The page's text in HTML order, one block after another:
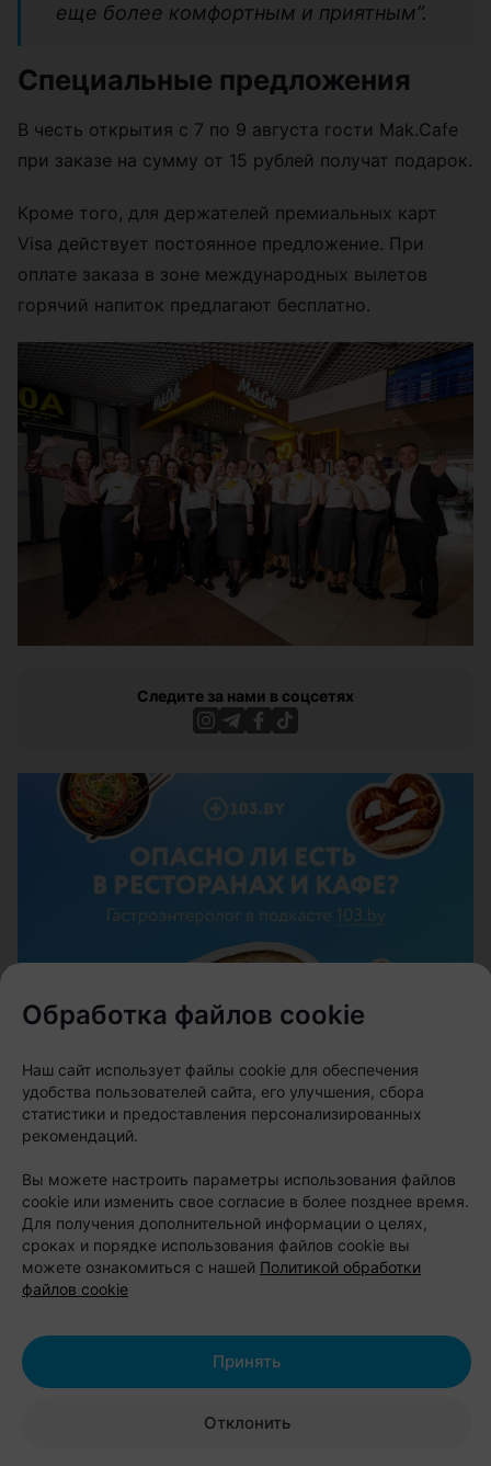
еще более комфортным и приятным”.
Специальные предложения
В честь открытия с 7 по 9 августа гости Mak.Cafe
при заказе на сумму от 15 рублей получат подарок.
Кроме того, для держателей премиальных карт
Visa действует постоянное предложение. При
оплате заказа в зоне международных вылетов
горячий напиток предлагают бесплатно.
Следите за нами в соцсетях
Журнал
В Минске на выходных
пройдет большой
фестиваль для
любителей животных
relax.by, 07.08.2026
Обработка файлов cookie
Наш сайт использует файлы cookie для обеспечения
удобства пользователей сайта, его улучшения, сбора
статистики и предоставления персонализированных
рекомендаций.
Вы можете настроить параметры использования файлов
cookie или изменить свое согласие в более позднее время.
Для получения дополнительной информации о целях,
сроках и порядке использования файлов cookie вы
можете ознакомиться с нашей Политикой обработки
файлов cookie
Отклонить
Принять